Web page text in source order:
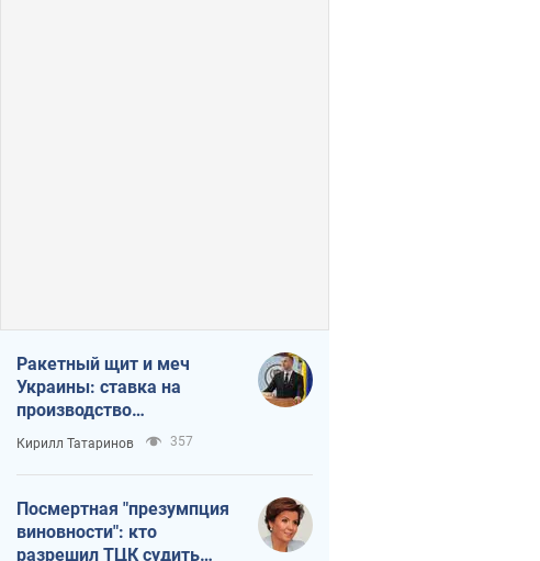
Ракетный щит и меч
Украины: ставка на
производство
собственных ракет
Кирилл Татаринов 357
Посмертная "презумпция
виновности": кто
разрешил ТЦК судить